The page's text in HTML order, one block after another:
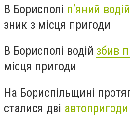
В Борисполі п’яний водій
зник з місця пригоди
В Борисполі водій збив
місця пригоди
На Бориспільщині
сталися дві